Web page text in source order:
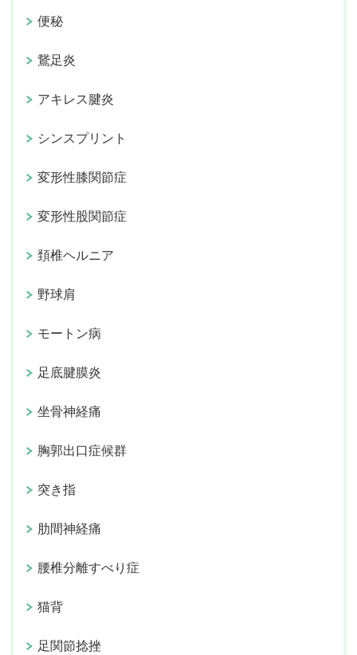
便秘
鵞足炎
アキレス腱炎
シンスプリント
変形性膝関節症
変形性股関節症
頚椎ヘルニア
野球肩
モートン病
足底腱膜炎
坐骨神経痛
胸郭出口症候群
突き指
肋間神経痛
腰椎分離すべり症
猫背
足関節捻挫